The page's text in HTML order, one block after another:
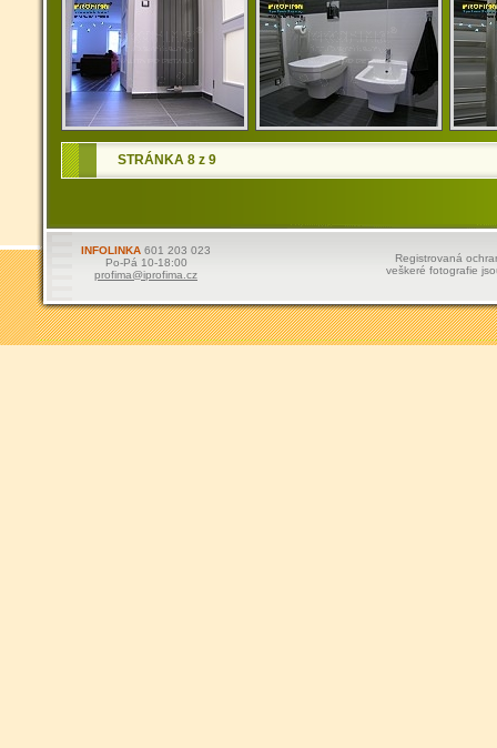
STRÁNKA 8 z 9
INFOLINKA 601 203 023
Po-Pá 10-18:00
profima@iprofima.cz
Registrovaná
veškeré fotografie